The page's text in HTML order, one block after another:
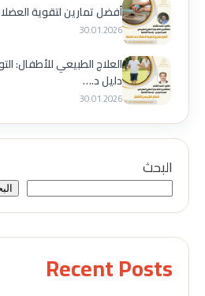
أفضل تمارين لتقوية
30.01.2026
العلاج الطبيعي للأطفال:
دليل د.…
30.01.2026
البحث
Recent Posts